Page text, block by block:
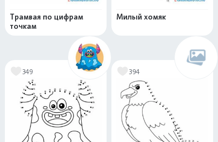
Трамвая по цифрам
точкам
Милый хомяк
349 394